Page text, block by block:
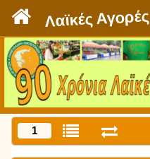
Λαϊκές Αγορές
1